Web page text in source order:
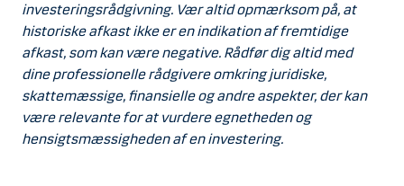
investeringsrådgivning. Vær altid opmærksom på, at
historiske afkast ikke er en indikation af fremtidige
afkast, som kan være negative. Rådfør dig altid med
dine professionelle rådgivere omkring juridiske,
skattemæssige, finansielle og andre aspekter, der kan
være relevante for at vurdere egnetheden og
hensigtsmæssigheden af en investering.